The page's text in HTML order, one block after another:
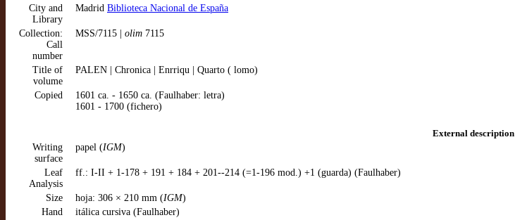
City and
Library
Madrid Biblioteca Nacional de España
Collection:
Call
number
MSS/7115 | olim 7115
Title of
volume
PALEN | Chronica | Enrriqu | Quarto ( lomo)
Copied
1601 ca. - 1650 ca. (Faulhaber: letra)
1601 - 1700 (fichero)
External description
Writing
surface
papel (IGM)
Leaf
Analysis
ff.: I-II + 1-178 + 191 + 184 + 201--214 (=1-196 mod.) +1 (guarda) (Faulhaber)
Size hoja: 306 × 210 mm (IGM)
Hand
itálica cursiva (Faulhaber)